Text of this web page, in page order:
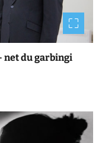
net du garbingi